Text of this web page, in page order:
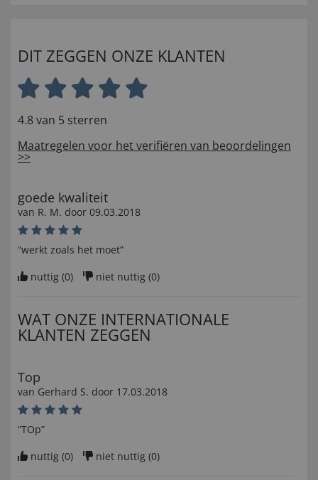
DIT ZEGGEN ONZE KLANTEN
4.8 van 5 sterren
Maatregelen voor het verifiëren van beoordelingen
>>
goede kwaliteit
van R. M. door 09.03.2018
“werkt zoals het moet”
nuttig (0) niet nuttig (0)
WAT ONZE INTERNATIONALE
KLANTEN ZEGGEN
Top
van Gerhard S. door 17.03.2018
“TOp”
nuttig (0) niet nuttig (0)